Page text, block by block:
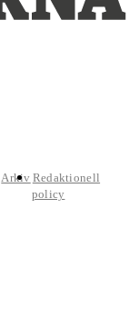
Arkiv Redaktionell
policy